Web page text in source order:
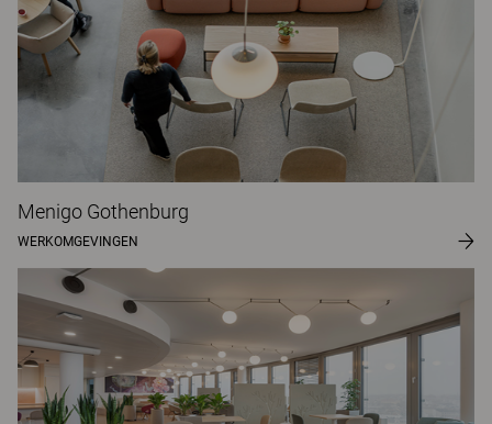
Menigo Gothenburg
WERKOMGEVINGEN